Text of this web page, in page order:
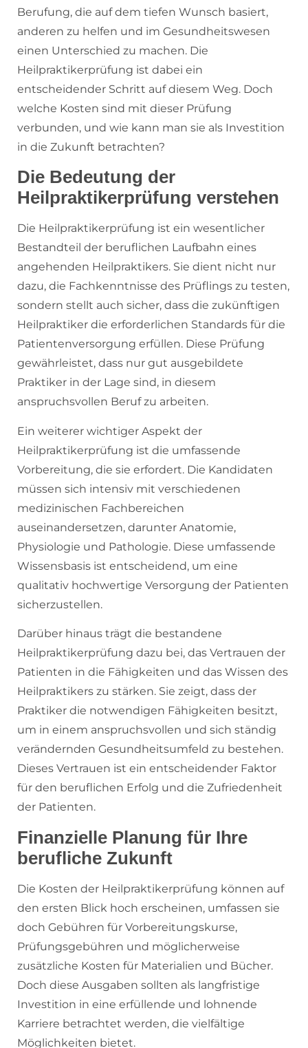
Berufung, die auf dem tiefen Wunsch basiert,
anderen zu helfen und im Gesundheitswesen
einen Unterschied zu machen. Die
Heilpraktikerprüfung ist dabei ein
entscheidender Schritt auf diesem Weg. Doch
welche Kosten sind mit dieser Prüfung
verbunden, und wie kann man sie als Investition
in die Zukunft betrachten?
Die Bedeutung der
Heilpraktikerprüfung verstehen
Die Heilpraktikerprüfung ist ein wesentlicher
Bestandteil der beruflichen Laufbahn eines
angehenden Heilpraktikers. Sie dient nicht nur
dazu, die Fachkenntnisse des Prüflings zu testen,
sondern stellt auch sicher, dass die zukünftigen
Heilpraktiker die erforderlichen Standards für die
Patientenversorgung erfüllen. Diese Prüfung
gewährleistet, dass nur gut ausgebildete
Praktiker in der Lage sind, in diesem
anspruchsvollen Beruf zu arbeiten.
Ein weiterer wichtiger Aspekt der
Heilpraktikerprüfung ist die umfassende
Vorbereitung, die sie erfordert. Die Kandidaten
müssen sich intensiv mit verschiedenen
medizinischen Fachbereichen
auseinandersetzen, darunter Anatomie,
Physiologie und Pathologie. Diese umfassende
Wissensbasis ist entscheidend, um eine
qualitativ hochwertige Versorgung der Patienten
sicherzustellen.
Darüber hinaus trägt die bestandene
Heilpraktikerprüfung dazu bei, das Vertrauen der
Patienten in die Fähigkeiten und das Wissen des
Heilpraktikers zu stärken. Sie zeigt, dass der
Praktiker die notwendigen Fähigkeiten besitzt,
um in einem anspruchsvollen und sich ständig
verändernden Gesundheitsumfeld zu bestehen.
Dieses Vertrauen ist ein entscheidender Faktor
für den beruflichen Erfolg und die Zufriedenheit
der Patienten.
Finanzielle Planung für Ihre
berufliche Zukunft
Die Kosten der Heilpraktikerprüfung können auf
den ersten Blick hoch erscheinen, umfassen sie
doch Gebühren für Vorbereitungskurse,
Prüfungsgebühren und möglicherweise
zusätzliche Kosten für Materialien und Bücher.
Doch diese Ausgaben sollten als langfristige
Investition in eine erfüllende und lohnende
Karriere betrachtet werden, die vielfältige
Möglichkeiten bietet.